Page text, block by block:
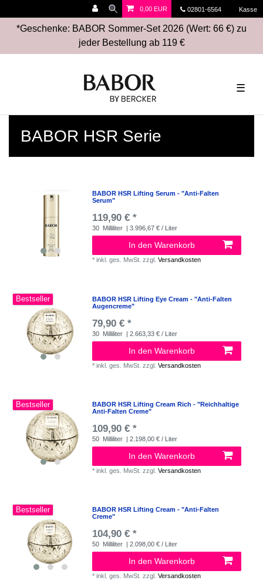
02801-6564 Kasse
0,00 EUR
*Geschenke: BABOR Sommer-Set 2026 (Wert: 66 €) zu
jeder Bestellung ab 119 €
☰
BABOR HSR Serie
BABOR HSR Lifting Serum - "Anti-Falten
Serum"
119,90 € *
30 Milliliter | 3.996,67 € / Liter
In den Warenkorb
*inkl. ges. MwSt. zzgl.Versandkosten
Bestseller
BABOR HSR Lifting Eye Cream - "Anti-Falten
Augencreme"
79,90 € *
30 Milliliter | 2.663,33 € / Liter
In den Warenkorb
*inkl. ges. MwSt. zzgl.Versandkosten
Bestseller
BABOR HSR Lifting Cream Rich - "Reichhaltige
Anti-Falten Creme"
109,90 € *
50 Milliliter | 2.198,00 € / Liter
In den Warenkorb
*inkl. ges. MwSt. zzgl.Versandkosten
Bestseller
BABOR HSR Lifting Cream - "Anti-Falten
Creme"
104,90 € *
50 Milliliter | 2.098,00 € / Liter
In den Warenkorb
*inkl. ges. MwSt. zzgl.Versandkosten